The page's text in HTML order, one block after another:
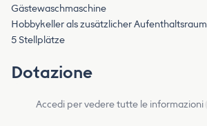
Gästewaschmaschine
Hobbykeller als zusätzlicher Aufenthaltsraum
5 Stellplätze
Dotazione
Accedi per vedere tutte le informazioni